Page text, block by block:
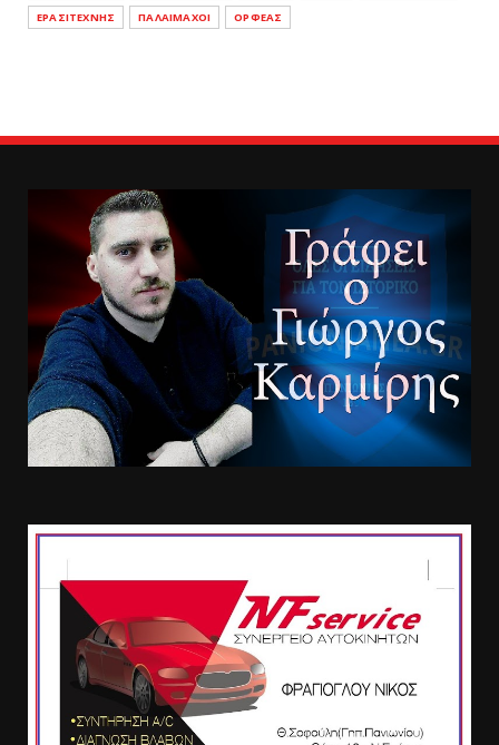
ΕΡΑΣΙΤΕΧΝΗΣ
ΠΑΛΑΙΜΑΧΟΙ ΟΡΦΕΑΣ